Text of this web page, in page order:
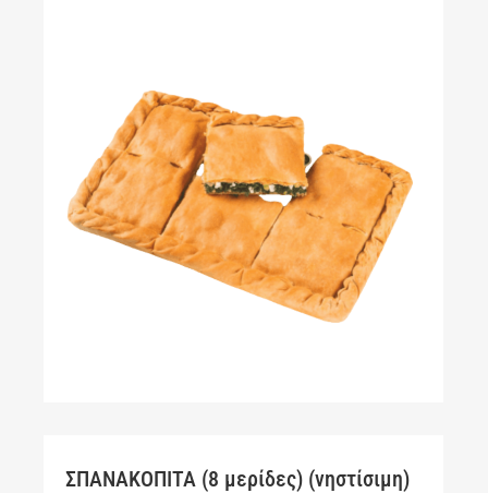
ΣΠΑΝΑΚΟΠΙΤΑ (8 μερίδες) (νηστίσιμη)